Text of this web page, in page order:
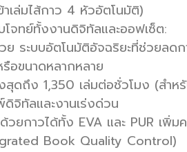
เล่มไส้กาว 4 หัวอัตโนมัติ)
โจทย์ทั้งงานดิจิทัลและออฟเซ็ต:
ระบบอัตโนมัติอัจฉริยะที่ช่วยลดก
อขนาดหลากหลาย
สุดถึง 1,350 เล่มต่อชั่วโมง (สำ
จิทัลและงานเร่งด่วน
ด้วยกาวได้ทั้ง EVA และ PUR
Book Quality Control)